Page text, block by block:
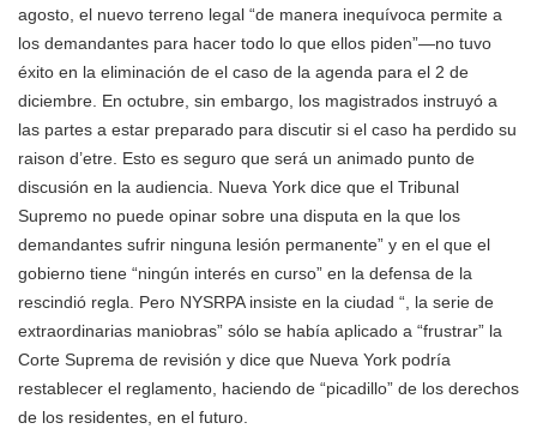
agosto, el nuevo terreno legal “de manera inequívoca permite a
los demandantes para hacer todo lo que ellos piden”—no tuvo
éxito en la eliminación de el caso de la agenda para el 2 de
diciembre. En octubre, sin embargo, los magistrados instruyó a
las partes a estar preparado para discutir si el caso ha perdido su
raison d’etre. Esto es seguro que será un animado punto de
discusión en la audiencia. Nueva York dice que el Tribunal
Supremo no puede opinar sobre una disputa en la que los
demandantes sufrir ninguna lesión permanente” y en el que el
gobierno tiene “ningún interés en curso” en la defensa de la
rescindió regla. Pero NYSRPA insiste en la ciudad “, la serie de
extraordinarias maniobras” sólo se había aplicado a “frustrar” la
Corte Suprema de revisión y dice que Nueva York podría
restablecer el reglamento, haciendo de “picadillo” de los derechos
de los residentes, en el futuro.